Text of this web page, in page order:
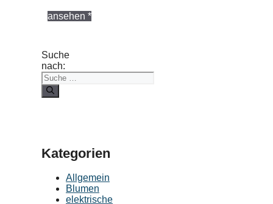
ansehen *
Suche
nach:
Kategorien
Allgemein
Blumen
elektrische